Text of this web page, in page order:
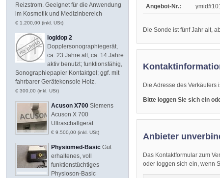
Angebot-Nr.:
Die Sonde ist fünf Jahr alt,
Die Adresse des
Bitte loggen Sie sich ein
Anbieter
Das Kontaktformular zum
oder loggen sich ein, wenn
Reizstrom. Geeignet für die Anwendung
im Kosmetik und Medizinbereich
€ 1.200,00 (inkl. USt)
logidop 2
Dopplersonographiegerät,
ca. 23 Jahre alt, ca. 14 Jahre
aktiv benutzt; funktionsfähig,
Sonographiepapier Kontaktgel; ggf. mit
fahrbarer Gerätekonsole Holz.
€ 300,00 (inkl. USt)
Acuson X700 Siemens
Acuson X 700
Ultraschallgerät
€ 9.500,00 (inkl. USt)
Physiomed-Basic Gut
erhaltenes, voll
funktionstüchtiges
Physioson-Basic